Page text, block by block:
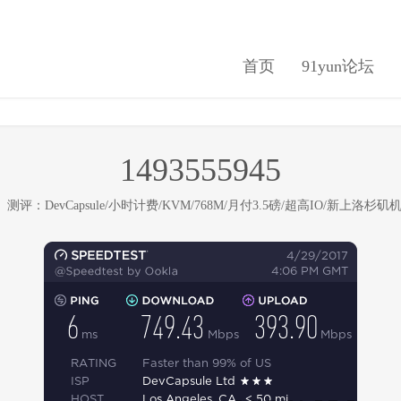
首页 91yun论坛
1493555945
测评：DevCapsule/小时计费/KVM/768M/月付3.5磅/超高IO/新上洛杉矶